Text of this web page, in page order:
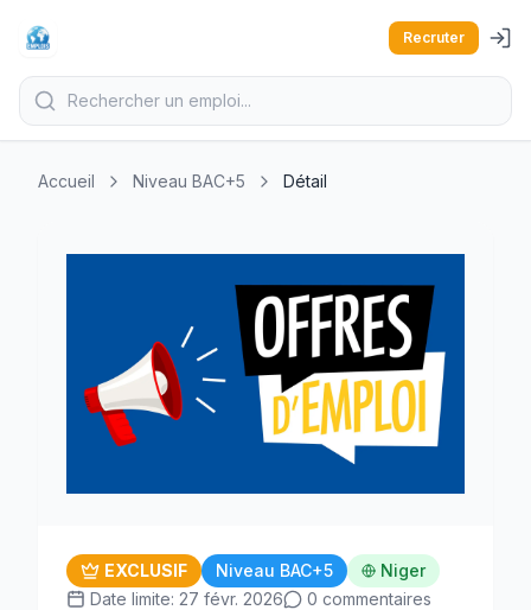
Recruter
Accueil Niveau BAC+5 Détail
EXCLUSIF Niveau BAC+5
Niger
Date limite: 27 févr. 2026
0 commentaires